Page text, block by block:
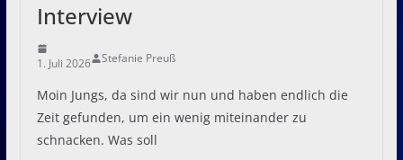
Interview
1. Juli 2026 Stefanie Preuß
Moin Jungs, da sind wir nun und haben endlich die
Zeit gefunden, um ein wenig miteinander zu
schnacken. Was soll